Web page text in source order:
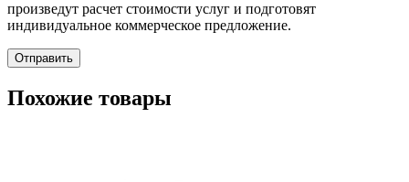
произведут расчет стоимости услуг и подготовят
индивидуальное коммерческое предложение.
Отправить
Похожие товары